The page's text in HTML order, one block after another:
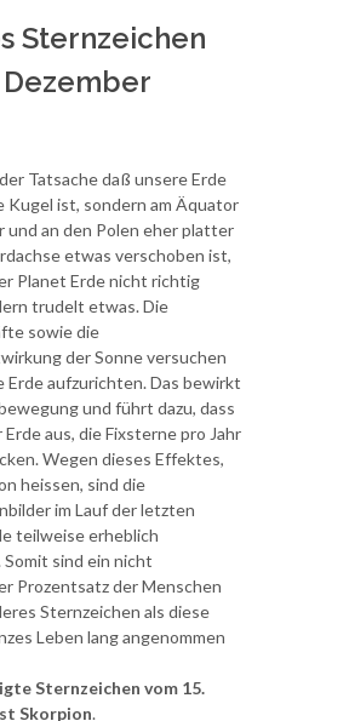
Sternzeichen
Dezember
Tatsache daß unsere Erde
Kugel ist, sondern am Äquator
und an den Polen eher platter
etwas verschoben ist,
Planet Erde nicht richtig
trudelt etwas. Die
sowie die
der Sonne versuchen
Erde aufzurichten. Das bewirkt
und führt dazu, dass
Erde aus, die Fixsterne pro Jahr
Wegen dieses Effektes,
heissen, sind die
im Lauf der letzten
teilweise erheblich
sind ein nicht
Prozentsatz der Menschen
Sternzeichen als diese
Leben lang angenommen
Sternzeichen vom 15.
Skorpion.